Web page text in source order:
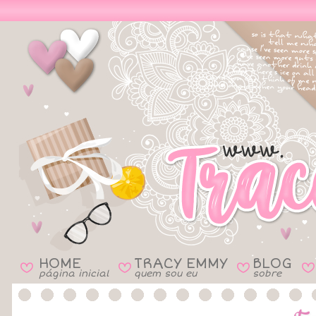
B HOME
página inicial B TRACY EMMY
quem sou eu B BLOG
sobre B